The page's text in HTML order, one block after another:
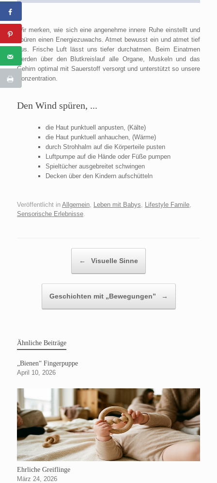
Wir merken, wie sich eine angenehme innere Ruhe einstellt und
spüren einen Energiezuwachs. Atmet bewusst ein und atmet tief
aus. Frische Luft lässt uns tiefer durchatmen. Beim Einatmen
werden über den Blutkreislauf alle Organe, Muskeln und das
Gehirn optimal mit Sauerstoff versorgt und unterstützt so unsere
Konzentration.
Den Wind spüren, ...
die Haut punktuell anpusten, (Kälte)
die Haut punktuell anhauchen, (Wärme)
durch Strohhalm auf die Körperteile pusten
Luftpumpe auf die Hände oder Füße pumpen
Spieltücher ausgebreitet schwingen
Decken über den Kindern aufschütteln
Veröffentlicht in Allgemein Leben mit Babys Lifestyle Famile
Sensorische Erlebnisse
← Visuelle Sinne
Geschichten mit „Bewegungen” →
Ähnliche Beiträge
„Bienen“ Fingerpuppe
April 10, 2026
Ehrliche Greiflinge
März 24, 2026